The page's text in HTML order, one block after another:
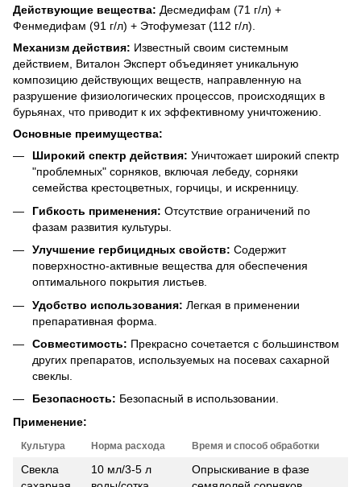
Действующие вещества: Десмедифам (71 г/л) +
Фенмедифам (91 г/л) + Этофумезат (112 г/л).
Механизм действия: Известный своим системным
действием, Виталон Эксперт объединяет уникальную
композицию действующих веществ, направленную на
разрушение физиологических процессов, происходящих в
бурьянах, что приводит к их эффективному уничтожению.
Основные преимущества:
Широкий спектр действия: Уничтожает широкий спектр
"проблемных" сорняков, включая лебеду, сорняки
семейства крестоцветных, горчицы, и искренницу.
Гибкость применения: Отсутствие ограничений по
фазам развития культуры.
Улучшение гербицидных свойств: Содержит
поверхностно-активные вещества для обеспечения
оптимального покрытия листьев.
Удобство использования: Легкая в применении
препаративная форма.
Совместимость: Прекрасно сочетается с большинством
других препаратов, используемых на посевах сахарной
свеклы.
Безопасность: Безопасный в использовании.
Применение:
Культура Норма расхода Время и способ обработки
Свекла
10 мл/3-5 л
Опрыскивание в фазе